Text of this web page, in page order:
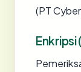
(PT
Enkripsi